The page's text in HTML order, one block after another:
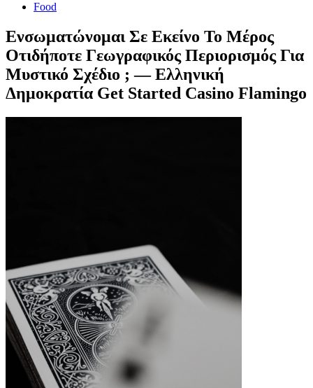
Food
Ενσωματώνομαι Σε Εκείνο Το Μέρος
Οτιδήποτε Γεωγραφικός Περιορισμός Για
Μυστικό Σχέδιο ; — Ελληνική
Δημοκρατία Get Started Casino Flamingo